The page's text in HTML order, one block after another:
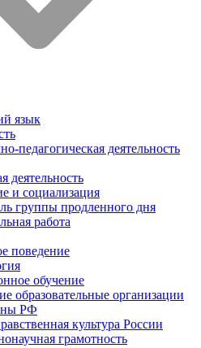
язык
педагогическая деятельность
деятельность
и социализация
группы продленного дня
работа
поведение
обучение
образовательные организации
РФ
культура России
грамотность